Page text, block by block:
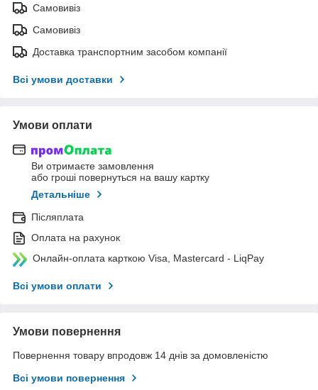
Самовивіз
Самовивіз
Доставка транспортним засобом компанії
Всі умови доставки
Умови оплати
Ви отримаєте замовлення
або гроші повернуться на вашу картку
Детальніше
Післяплата
Оплата на рахунок
Онлайн-оплата карткою Visa, Mastercard - LiqPay
Всі умови оплати
Умови повернення
Повернення товару впродовж 14 днів за домовленістю
Всі умови повернення